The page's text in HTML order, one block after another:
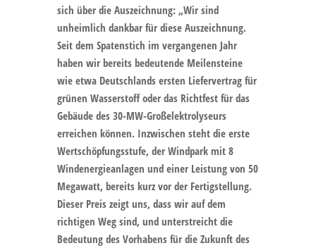
sich über die Auszeichnung: „Wir sind
unheimlich dankbar für diese Auszeichnung.
Seit dem Spatenstich im vergangenen Jahr
haben wir bereits bedeutende Meilensteine
wie etwa Deutschlands ersten Liefervertrag für
grünen Wasserstoff oder das Richtfest für das
Gebäude des 30-MW-Großelektrolyseurs
erreichen können. Inzwischen steht die erste
Wertschöpfungsstufe, der Windpark mit 8
Windenergieanlagen und einer Leistung von 50
Megawatt, bereits kurz vor der Fertigstellung.
Dieser Preis zeigt uns, dass wir auf dem
richtigen Weg sind, und unterstreicht die
Bedeutung des Vorhabens für die Zukunft des